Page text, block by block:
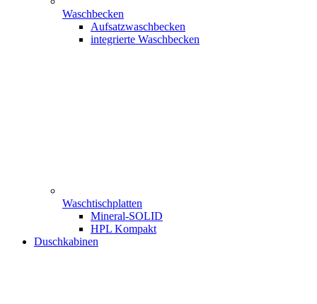
Waschbecken
Aufsatzwaschbecken
integrierte Waschbecken
Waschtischplatten
Mineral-SOLID
HPL Kompakt
Duschkabinen